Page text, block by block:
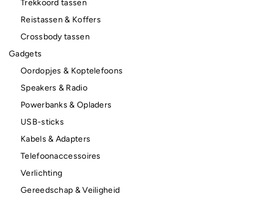
Trekkoord tassen
Reistassen & Koffers
Crossbody tassen
Gadgets
Oordopjes & Koptelefoons
Speakers & Radio
Powerbanks & Opladers
USB-sticks
Kabels & Adapters
Telefoonaccessoires
Verlichting
Gereedschap & Veiligheid